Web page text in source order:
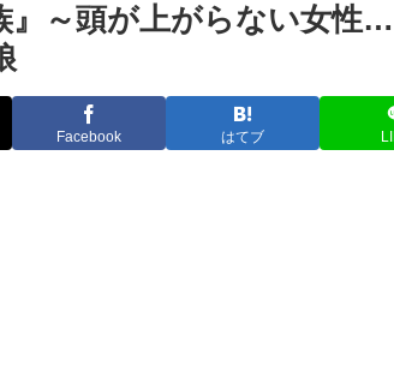
』～頭が上がらない女性
Facebook はてブ